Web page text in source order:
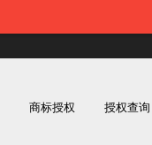
商标授权 授权查询